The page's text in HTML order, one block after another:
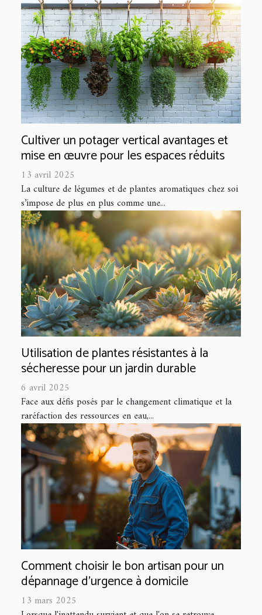
Cultiver un potager vertical avantages et
mise en œuvre pour les espaces réduits
13 avril 2025
La culture de légumes et de plantes aromatiques chez soi
s’impose de plus en plus comme une...
Utilisation de plantes résistantes à la
sécheresse pour un jardin durable
6 avril 2025
Face aux défis posés par le changement climatique et la
raréfaction des ressources en eau,...
Comment choisir le bon artisan pour un
dépannage d'urgence à domicile
13 mars 2025